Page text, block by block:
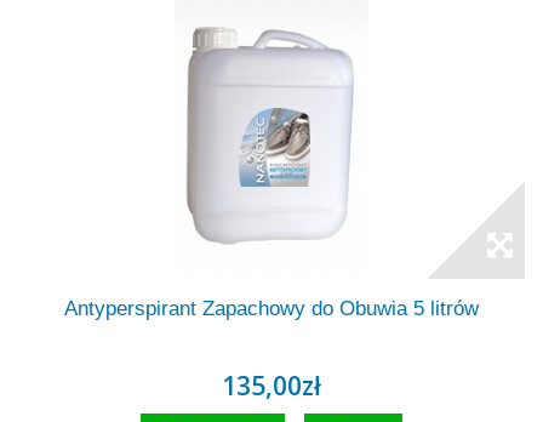
Antyperspirant Zapachowy do Obuwia 5 litrów
135,00zł